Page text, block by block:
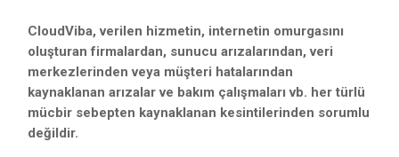
CloudViba, verilen hizmetin, internetin omurgasını
oluşturan firmalardan, sunucu arızalarından, veri
merkezlerinden veya müşteri hatalarından
kaynaklanan arızalar ve bakım çalışmaları vb. her türlü
mücbir sebepten kaynaklanan kesintilerinden sorumlu
değildir.